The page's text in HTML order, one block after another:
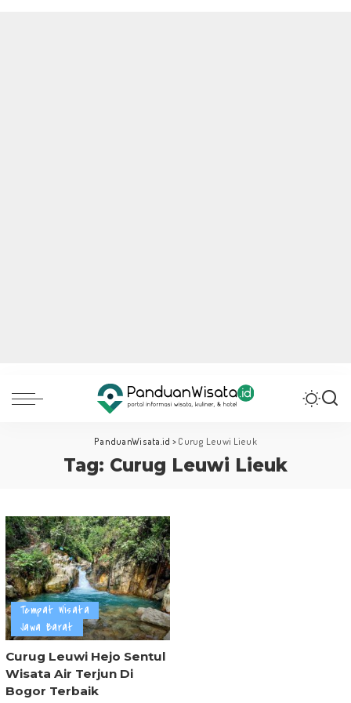
PanduanWisata.id > Curug Leuwi Lieuk
Tag: Curug Leuwi Lieuk
Tempat Wisata
Jawa Barat
Curug Leuwi Hejo Sentul
Wisata Air Terjun Di
Bogor Terbaik